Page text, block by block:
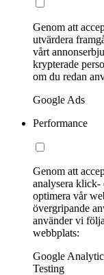
Genom att
utvärdera
vårt
krypterade
om du redan
Google Ads
Performance
Genom att
analysera klick-
optimera vår
övergripande
använder vi
webbplats:
Google
Testing